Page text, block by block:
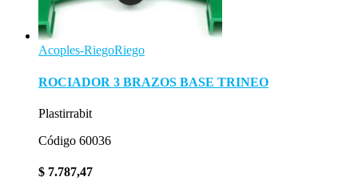
Acoples-RiegoRiego
ROCIADOR 3 BRAZOS BASE TRINEO
Plastirrabit
Código 60036
$ 7.787,47